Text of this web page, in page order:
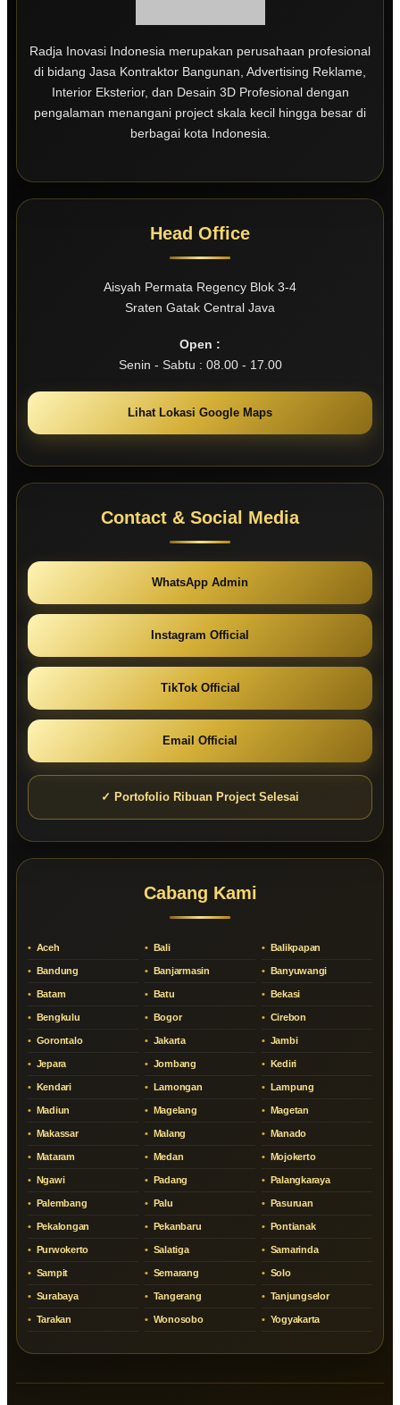
Radja Inovasi Indonesia merupakan perusahaan profesional
di bidang Jasa Kontraktor Bangunan, Advertising Reklame,
Interior Eksterior, dan Desain 3D Profesional dengan
pengalaman menangani project skala kecil hingga besar di
berbagai kota Indonesia.
Head Office
Aisyah Permata Regency Blok 3-4
Sraten Gatak Central Java
Open :
Senin - Sabtu : 08.00 - 17.00
Lihat Lokasi Google Maps
Contact & Social Media
WhatsApp Admin
Instagram Official
TikTok Official
Email Official
✓ Portofolio Ribuan Project Selesai
Cabang Kami
Aceh Bali Balikpapan
Bandung Banjarmasin Banyuwangi
Batam Batu Bekasi
Bengkulu Bogor Cirebon
Gorontalo Jakarta Jambi
Jepara Jombang Kediri
Kendari Lamongan Lampung
Madiun Magelang Magetan
Makassar Malang Manado
Mataram Medan Mojokerto
Ngawi Padang Palangkaraya
Palembang Palu Pasuruan
Pekalongan Pekanbaru Pontianak
Purwokerto Salatiga Samarinda
Sampit Semarang Solo
Surabaya Tangerang Tanjungselor
Tarakan Wonosobo Yogyakarta